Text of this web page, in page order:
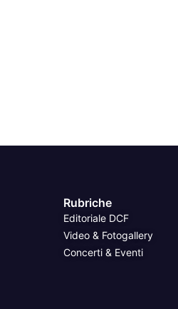
Rubriche
Editoriale DCF
Video & Fotogallery
Concerti & Eventi